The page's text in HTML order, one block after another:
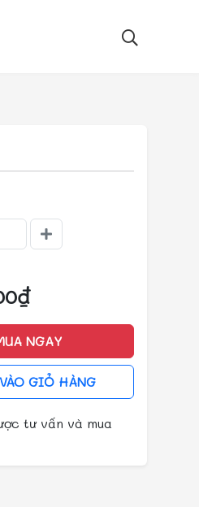
NGAY
GIỎ HÀNG
tư vấn và mua